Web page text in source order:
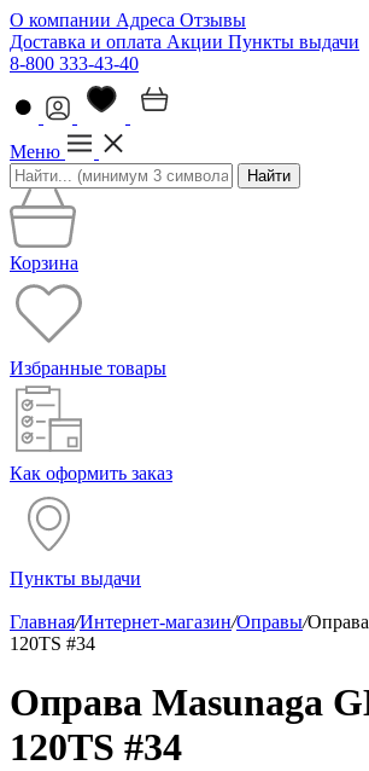
О компании Адреса Отзывы
Доставка и оплата Акции Пункты выдачи
8-800 333-43-40
Меню
Найти
Корзина
Избранные товары
Как оформить заказ
Пункты выдачи
Главная/Интернет-магазин/Оправы/
120TS #34
Оправа Masunaga
120TS #34